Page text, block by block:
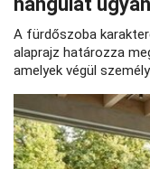
A fürdőszoba
alaprajz határozza
amelyek végül